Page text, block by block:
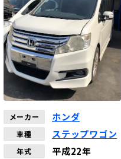
年式の新しい順
メーカー ホンダ
車種 ステップワゴン
年式 平成22年